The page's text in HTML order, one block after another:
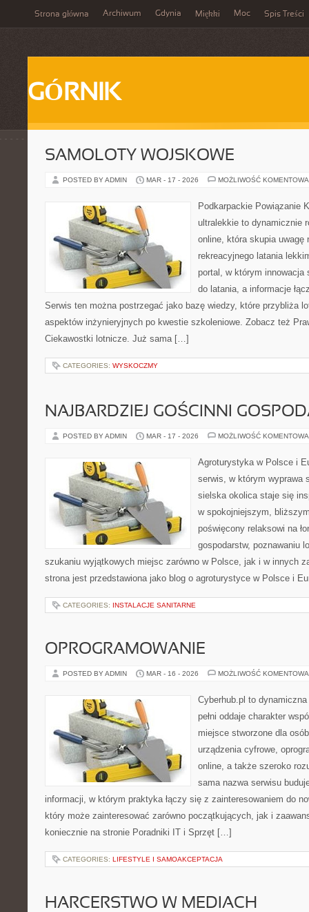
Strona główna Archiwum Gdynia Miękki Moc Spis Treści
GÓRNIK
SAMOLOTY WOJSKOWE
POSTED BY ADMIN MAR - 17 - 2026 MOŻLIWOŚĆ
Podkarpackie Powiązanie
ultralekkie to dynamicznie
online, która skupia uwagę
rekreacyjnego latania
portal, w którym
do latania, a informacje
Serwis ten można postrzegać jako bazę wiedzy, które przybliża
aspektów inżynieryjnych po kwestie szkoleniowe. Zobacz też
Ciekawostki lotnicze. Już sama […]
CATEGORIES: WYSKOCZMY
NAJBARDZIEJ GOŚCINNI
POSTED BY ADMIN MAR - 17 - 2026 MOŻLIWOŚĆ
Agroturystyka w Polsce i
serwis, w którym wyprawa
sielska okolica staje się
w spokojniejszym,
poświęcony relaksowi na
gospodarstw, poznawaniu
szukaniu wyjątkowych miejsc zarówno w Polsce, jak i w innych
strona jest przedstawiona jako blog o agroturystyce w Polsce i
CATEGORIES: INSTALACJE SANITARNE
OPROGRAMOWANIE
POSTED BY ADMIN MAR - 16 - 2026 MOŻLIWOŚĆ
Cyberhub.pl to
pełni oddaje charakter
miejsce stworzone dla
urządzenia cyfrowe,
online, a także szeroko
sama nazwa serwisu
informacji, w którym praktyka łączy się z zainteresowaniem do
który może zainteresować zarówno początkujących, jak i
koniecznie na stronie Poradniki IT i Sprzęt […]
CATEGORIES: LIFESTYLE I SAMOAKCEPTACJA
HARCERSTWO W MEDIACH